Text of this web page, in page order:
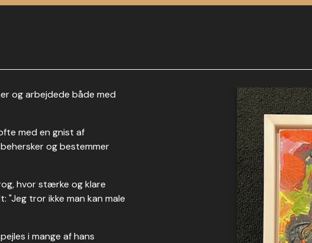
og arbejdede både med
med en gnist af
og bestemmer
hvor stærke og klare
"Jeg tror ikke man kan male
i mange af hans